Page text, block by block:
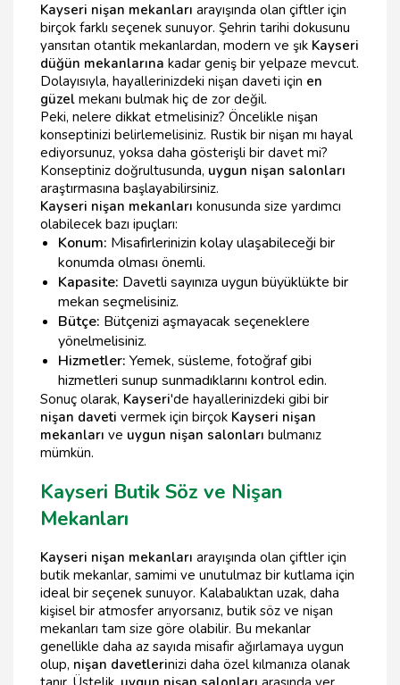
Kayseri nişan mekanları arayışında olan çiftler için
birçok farklı seçenek sunuyor. Şehrin tarihi dokusunu
yansıtan otantik mekanlardan, modern ve şık Kayseri
düğün mekanlarına kadar geniş bir yelpaze mevcut.
Dolayısıyla, hayallerinizdeki nişan daveti için en
güzel mekanı bulmak hiç de zor değil.
Peki, nelere dikkat etmelisiniz? Öncelikle nişan
konseptinizi belirlemelisiniz. Rustik bir nişan mı hayal
ediyorsunuz, yoksa daha gösterişli bir davet mi?
Konseptiniz doğrultusunda, uygun nişan salonları
araştırmasına başlayabilirsiniz.
Kayseri nişan mekanları konusunda size yardımcı
olabilecek bazı ipuçları:
Konum: Misafirlerinizin kolay ulaşabileceği bir
konumda olması önemli.
Kapasite: Davetli sayınıza uygun büyüklükte bir
mekan seçmelisiniz.
Bütçe: Bütçenizi aşmayacak seçeneklere
yönelmelisiniz.
Hizmetler: Yemek, süsleme, fotoğraf gibi
hizmetleri sunup sunmadıklarını kontrol edin.
Sonuç olarak, Kayseri'de hayallerinizdeki gibi bir
nişan daveti vermek için birçok Kayseri nişan
mekanları ve uygun nişan salonları bulmanız
mümkün.
Kayseri Butik Söz ve Nişan
Mekanları
Kayseri nişan mekanları arayışında olan çiftler için
butik mekanlar, samimi ve unutulmaz bir kutlama için
ideal bir seçenek sunuyor. Kalabalıktan uzak, daha
kişisel bir atmosfer arıyorsanız, butik söz ve nişan
mekanları tam size göre olabilir. Bu mekanlar
genellikle daha az sayıda misafir ağırlamaya uygun
olup, nişan davetlerinizi daha özel kılmanıza olanak